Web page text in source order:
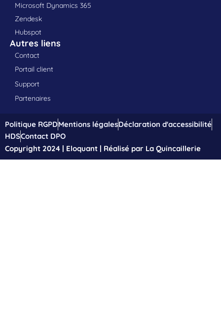
Microsoft Dynamics 365
Zendesk
Hubspot
Autres liens
Contact
Portail client
Support
Partenaires
Politique RGPDMentions légalesDéclaration d'accessibilité
HDSContact DPO
Copyright 2024 | Eloquant | Réalisé par La Quincaillerie